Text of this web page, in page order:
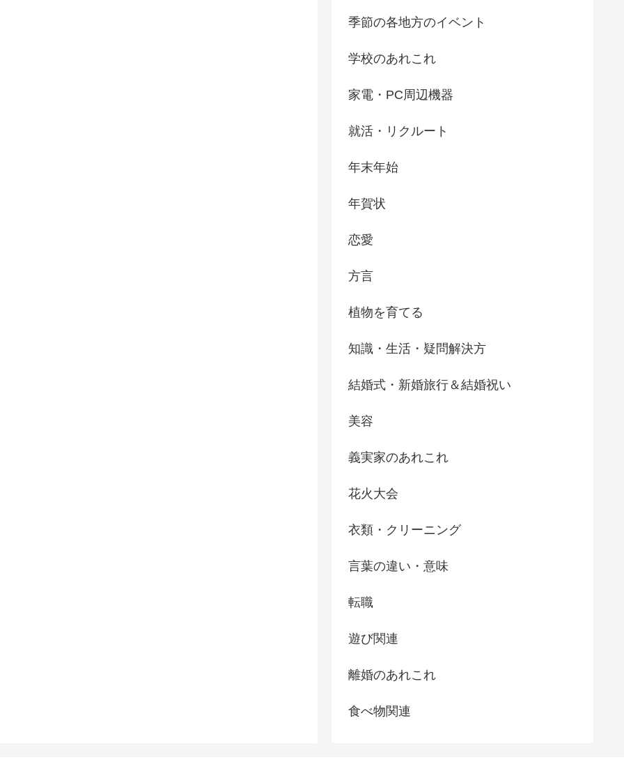
季節の各地方のイベント
学校のあれこれ
家電・PC周辺機器
就活・リクルート
年末年始
年賀状
恋愛
方言
植物を育てる
知識・生活・疑問解決方
結婚式・新婚旅行＆結婚祝い
美容
義実家のあれこれ
花火大会
衣類・クリーニング
言葉の違い・意味
転職
遊び関連
離婚のあれこれ
食べ物関連